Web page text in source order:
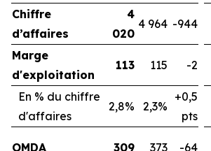
Chiffre
d’affaires
4
020
4 964 -944
Marge
d'exploitation
113 115 -2
En % du chiffre
d'affaires
2,8% 2,3%
+0,5
pts
OMDA 309 373 -64